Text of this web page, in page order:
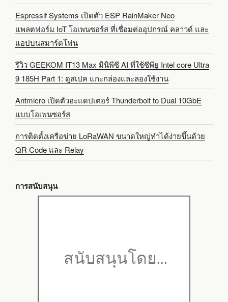
Espressif Systems เปิดตัว ESP RainMaker Neo
แพลตฟอร์ม IoT โอเพนซอร์ส ที่เชื่อมต่ออุปกรณ์ คลาวด์ และ
แอปบนสมาร์ตโฟน
รีวิว GEEKOM IT13 Max มินิพีซี AI ที่ใช้ซีพียู Intel core Ultra
9 185H Part 1: ดูสเปค แกะกล่องและลองใช้งาน
Antmicro เปิดตัวอะแดปเตอร์ Thunderbolt to Dual 10GbE
แบบโอเพนซอร์ส
การติดตั้งเครือข่าย LoRaWAN ขนาดใหญ่ทำได้ง่ายขึ้นด้วย
QR Code และ Relay
การสนับสนุน